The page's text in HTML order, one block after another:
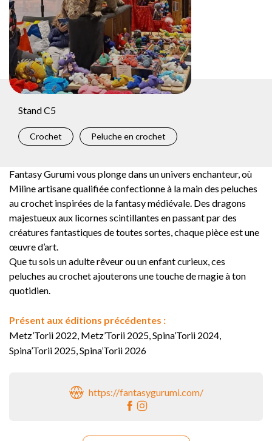
Stand C5
Crochet Peluche en crochet
Fantasy Gurumi vous plonge dans un univers enchanteur, où
Miline artisane qualifiée confectionne à la main des peluches
au crochet inspirées de la fantasy médiévale. Des dragons
majestueux aux licornes scintillantes en passant par des
créatures fantastiques de toutes sortes, chaque pièce est une
œuvre d’art.
Que tu sois un adulte rêveur ou un enfant curieux, ces
peluches au crochet ajouterons une touche de magie à ton
quotidien.
Présent aux éditions précédentes :
Metz’Torii 2022, Metz’Torii 2025, Spina’Torii 2024,
Spina’Torii 2025, Spina’Torii 2026
https://fantasygurumi.com/